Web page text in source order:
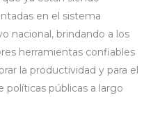
en el sistema
nacional, brindando a los
herramientas confiables
la productividad y para el
políticas públicas a largo